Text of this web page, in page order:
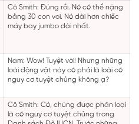
Cô Smith: Đúng rồi. Nó có thể nặng
bằng 30 con voi. Nó dài hơn chiếc
máy bay jumbo dài nhất.
Nam: Wow! Tuyệt vời! Nhưng những
loài động vật này có phải là loài có
nguy cơ tuyệt chủng không ạ?
Cô Smith: Có, chúng được phân loại
là có nguy cơ tuyệt chủng trong